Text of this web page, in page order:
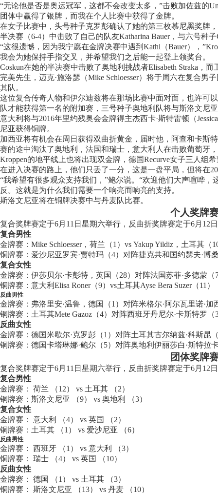
“无论他是否是奥运冠军，这都不会改变太多，”击败加佐兹的
团体中赢得了银牌，而我在个人比赛中获得了金牌。
在女子比赛中，头号种子克罗彭确认了她的第三枚慕尼黑奖牌
半决赛（6-4）中击败了自己的队友Katharina Bauer，与六号种
“这很遗憾，因为我宁愿在金牌决赛中遇到Kathi（Bauer），
我会为她保持手指交叉，并希望我们之后能一起登上领奖台。
Coskun在她的半决赛中击败了奥地利挑战者Elisabeth Straka，
完美先生，迈克·施洛瑟（Mike Schloesser）将于周六在复合
其队。
这位复合传奇人物和伊尔迪兹将在那场比赛中面对面，也许可
队才能获得第一名的附加赛，三号种子奥地利队将与斯洛文尼
意大利将与2016年里约残奥会金牌得主杰西卡·斯特雷顿（
尼亚获得铜牌。
加西亚将有机会在周日获得双曲折黄金，届时他，阿查和卡斯
赛的途中淘汰了奥地利，法国和瑞士，意大利人在击败葡萄牙
Kroppen的地平线上也将出现双金牌，德国Recurve女子三人组
在进入决赛的路上，他们只丢了一分，这是一盘平局，但将在
“我希望有很多观众支持我们，”鲍尔说。“欢迎他们大声喧哗
反。这就是为什么我们需要一个响亮而响亮的支持。
斯洛文尼亚将在铜牌决赛中与丹麦队比赛。
个人奖牌
复合奖牌赛定于6月11日星期六举行，反曲折奖牌赛定于6月12
复合男性
金牌赛：Mike Schloesser，荷兰（1）vs Yakup Yildiz，土耳其（
铜牌赛：爱沙尼亚罗宾·贾特玛（4）对阵捷克共和国约瑟夫·博
复合女性
金牌赛：伊莎贝尔·卡彭特，英国（28）对阵法国苏菲·多德蒙（
铜牌赛：意大利Elisa Roner（9）vs土耳其Ayse Bera Suzer（11）
反曲男性
金牌赛：弗洛里安·温鲁，德国（1）对阵米格尔·阿尔瓦里诺·加
铜牌赛：土耳其Mete Gazoz（4）对阵西班牙丹尼尔·卡斯特罗（
反曲女性
金牌赛：德国米歇尔·克罗彭（1）对阵土耳其古尔纳兹·科斯昆
铜牌赛：德国卡塔琳娜·鲍尔（5）对阵奥地利伊丽莎白·斯特拉
团体奖牌
复合奖牌赛定于6月11日星期六举行，反曲折奖牌赛定于6月12
复合男性
金牌赛： 荷兰 （12） vs 土耳其 （2）
铜牌赛：斯洛文尼亚 （9） vs 奥地利 （3）
复合女性
金牌赛： 意大利 （4） vs 英国 （2）
铜牌赛：土耳其 （1） vs 爱沙尼亚 （6）
反曲男性
金牌赛： 西班牙 （1） vs 意大利 （3）
铜牌赛： 瑞士 （4） vs 英国 （10）
反曲女性
金牌赛： 德国 （1） vs 土耳其 （3）
铜牌赛： 斯洛文尼亚 （13） vs 丹麦 （10）